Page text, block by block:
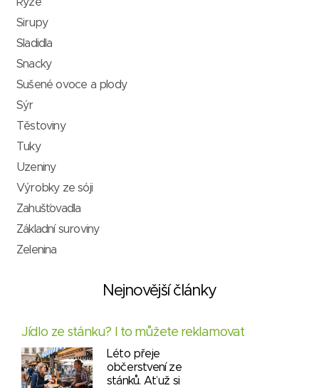
Rýže
Sirupy
Sladidla
Snacky
Sušené ovoce a plody
Sýr
Těstoviny
Tuky
Uzeniny
Výrobky ze sóji
Zahušťovadla
Základní suroviny
Zelenina
Nejnovější články
Jídlo ze stánku? I to můžete reklamovat
Léto přeje
občerstvení ze
stánků. Ať už si